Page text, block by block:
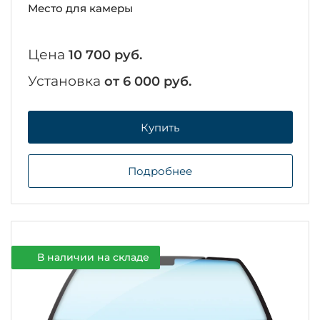
Место для камеры
Цена 10 700 руб.
Установка от 6 000 руб.
Купить
Подробнее
В наличии на складе